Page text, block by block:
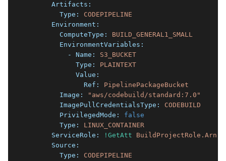
      Artifacts:
        Type:
CODEPIPELINE
      Environment:
        ComputeType:
BUILD_GENERAL1_SMALL
        EnvironmentVariables:
          - Name:
S3_BUCKET
            Type:
PLAINTEXT
            Value:
              Ref:
PipelinePackageBucket
        Image:
"aws/codebuild/standard:7.0"
        ImagePullCredentialsType:
CODEBUILD
        PrivilegedMode:
false
        Type:
LINUX_CONTAINER
      ServiceRole:
!GetAtt
BuildProjectRole.Arn
      Source:
        Type:
CODEPIPELINE